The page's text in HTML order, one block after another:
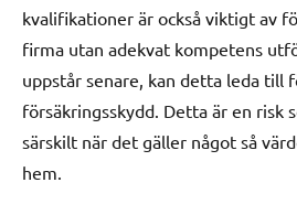
kvalifikationer är också viktigt av
firma utan adekvat kompetens
uppstår senare, kan detta leda till
försäkringsskydd. Detta är en risk
särskilt när det gäller något så
hem.